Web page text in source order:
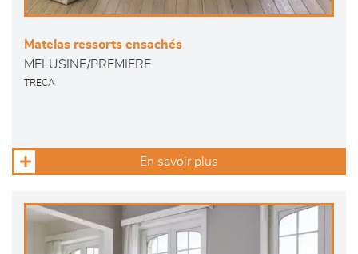
Matelas ressorts ensachés
MELUSINE/PREMIERE
TRECA
En savoir plus